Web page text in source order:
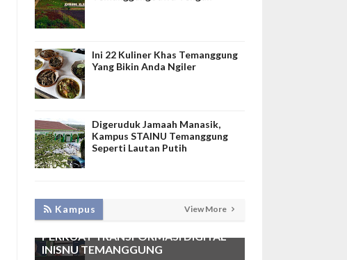
Ini 22 Kuliner Khas Temanggung
Yang Bikin Anda Ngiler
Digeruduk Jamaah Manasik,
Kampus STAINU Temanggung
Seperti Lautan Putih
Kampus View More
KEMBANGKAN SIM LAYANAN,
HADIRKAN TIM SEVIMA UNTUK
PERKUAT TRANSFORMASI DIGITAL
INISNU TEMANGGUNG